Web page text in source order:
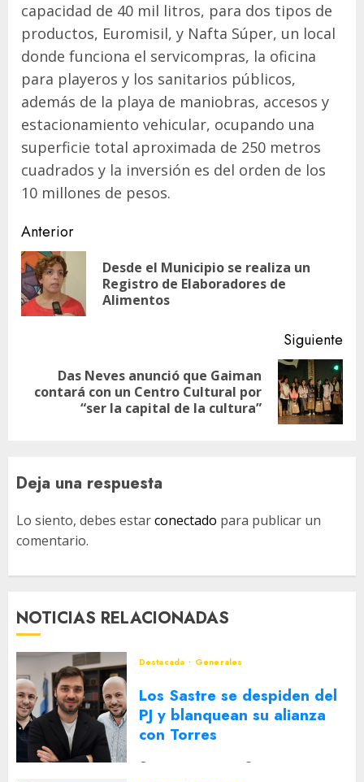
capacidad de 40 mil litros, para dos tipos de
productos, Euromisil, y Nafta Súper, un local
donde funciona el servicompras, la oficina
para playeros y los sanitarios públicos,
además de la playa de maniobras, accesos y
estacionamiento vehicular, ocupando una
superficie total aproximada de 250 metros
cuadrados y la inversión es del orden de los
10 millones de pesos.
Navegación
de
entradas
Anterior
Desde el Municipio se realiza un
Registro de Elaboradores de
Alimentos
Siguiente
Siguiente
Das Neves anunció que Gaiman
contará con un Centro Cultural por
“ser la capital de la cultura”
Deja una respuesta
Lo siento, debes estarconectado para publicar un
comentario.
NOTICIAS RELACIONADAS
Destacada Generales
Los Sastre se despiden del
PJ y blanquean su alianza
con Torres